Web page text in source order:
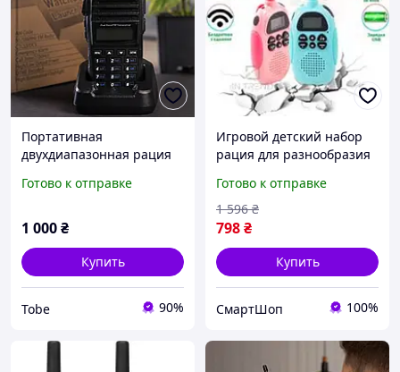
Портативная
двухдиапазонная рация
VHF/UHF с зарядной
цена
Готово к отправке
1 000₴
Купить
Tobe 90%
Игровой детский набор
рация для разнообразия
Рации 2 шт для связи с
друзьями с хорошим
звуком
Готово к отправке
798₴
1 596 ₴
Купить
СмартШоп 100%